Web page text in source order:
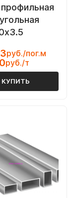
руб./пог.м
руб./т
КУПИТЬ